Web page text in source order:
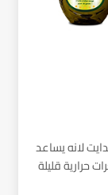
لانه يساعد
حرارية قليلة